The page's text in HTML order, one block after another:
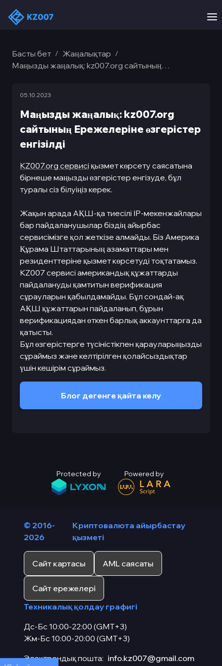
Басты бет / Жаңалықтар /
Маңызды жаңалық: kz007.org сайтының
Маңызды жаңалық: kz007.org
сайтының Ережелеріне өзгерістер
енгізілді
05.10.2023
KZ007.org сервисі қызмет көрсету саясатына
бірнеше маңызды өзгерістер енгізуде, бұл
туралы сіз білуіңіз керек.
Жақын арада АҚШ-қа тиесілі IP-мекенжайлары
бар пайдаланушылар біздің айырбас
сервисімізге қол жеткізе алмайды. Біз Америка
Құрама Штаттарының азаматтары мен
резиденттеріне қызмет көрсетуді тоқтатамыз.
KZ007 сервисі американдық құжаттарды
пайдалануды қамтитын верификация
сұрауларын қабылдамайды. Бұл сондай-ақ
АҚШ құжаттарын пайдаланып, бұрын
верификациядан өткен барлық аккаунттарға да
қатысты.
Бұл өзгерістерге түсіністікпен қарауларыңызды
сұраймыз және келтірілген қолайсыздықтар
үшін кешірім сұраймыз.
Блог дегенге қайта келу
Protected by Powered by
© 2016-
2026
Криптовалюта айырбастау
қызметі
Сайт картасы AML саясаты
Сайт ережелері
Техникалық қолдау графигі
Дс-Бс 10:00-22:00 (GMT+3)
Жм-Бс 10:00-20:00 (GMT+3)
Электрондық пошта: info.kz007@gmail.com